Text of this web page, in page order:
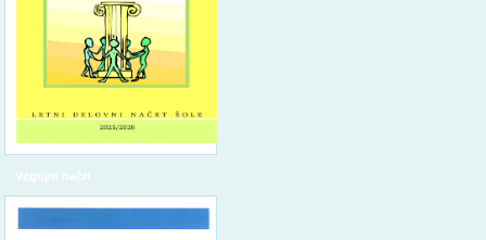
Vzgojni načrt